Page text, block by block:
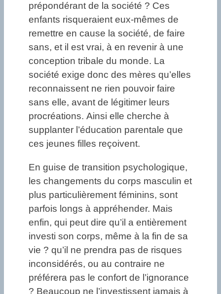
prépondérant de la société ? Ces
enfants risqueraient eux-mêmes de
remettre en cause la société, de faire
sans, et il est vrai, à en revenir à une
conception tribale du monde. La
société exige donc des mères qu’elles
reconnaissent ne rien pouvoir faire
sans elle, avant de légitimer leurs
procréations. Ainsi elle cherche à
supplanter l’éducation parentale que
ces jeunes filles reçoivent.
En guise de transition psychologique,
les changements du corps masculin et
plus particulièrement féminins, sont
parfois longs à appréhender. Mais
enfin, qui peut dire qu’il a entièrement
investi son corps, même à la fin de sa
vie ? qu’il ne prendra pas de risques
inconsidérés, ou au contraire ne
préférera pas le confort de l’ignorance
? Beaucoup ne l’investissent jamais à